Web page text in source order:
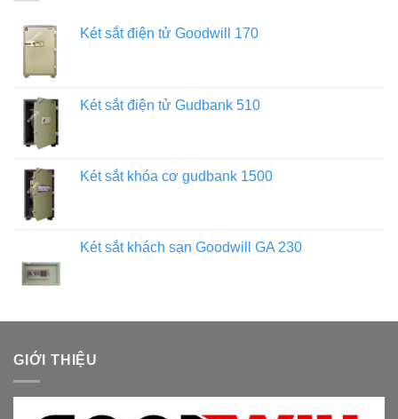
Két sắt điện tử Goodwill 170
Két sắt điện tử Gudbank 510
Két sắt khóa cơ gudbank 1500
Két sắt khách sạn Goodwill GA 230
GIỚI THIỆU